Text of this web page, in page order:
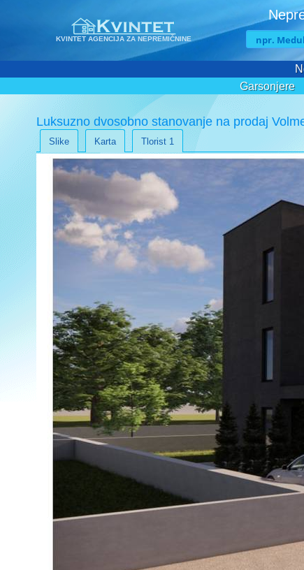
KVINTET AGENCIJA ZA NEPREMIČNINE
Garsonjere
Luksuzno dvosobno stanovanje na prodaj
Slike Karta Tlorist 1